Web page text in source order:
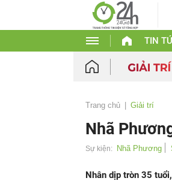
TIN
Trang chủ Giải trí
Nhã
Sự kiện: Nhã Phương
Nhân dịp tròn 35